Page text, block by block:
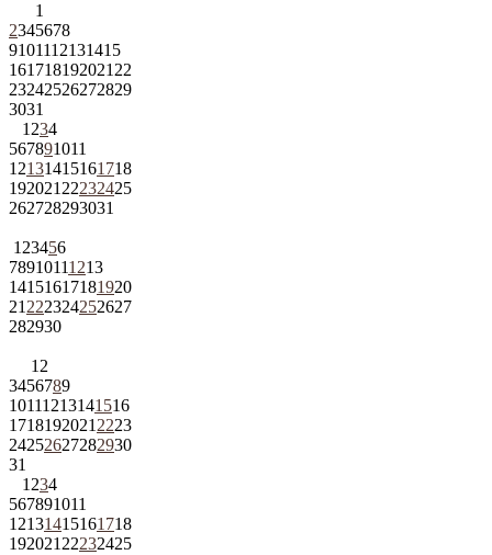
1
2345678
9101112131415
161718192021 22
23242526272829
3031
1 234
567891011
12131415161718
192021 22232425
262728293031
1 23456
78910111213
14151617181920
21 222324252627
282930
1 2
3456789
10111213141516
1718192021 2223
24252627282930
31
1 234
567891011
12131415161718
192021 22232425